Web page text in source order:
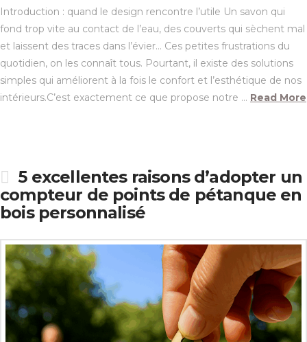
Introduction : quand le design rencontre l’utile Un savon qui
fond trop vite au contact de l’eau, des couverts qui sèchent mal
et laissent des traces dans l’évier… Ces petites frustrations du
quotidien, on les connaît tous. Pourtant, il existe des solutions
simples qui améliorent à la fois le confort et l’esthétique de nos
intérieurs.C’est exactement ce que propose notre … Read More
5 excellentes raisons d’adopter un
compteur de points de pétanque en
bois personnalisé